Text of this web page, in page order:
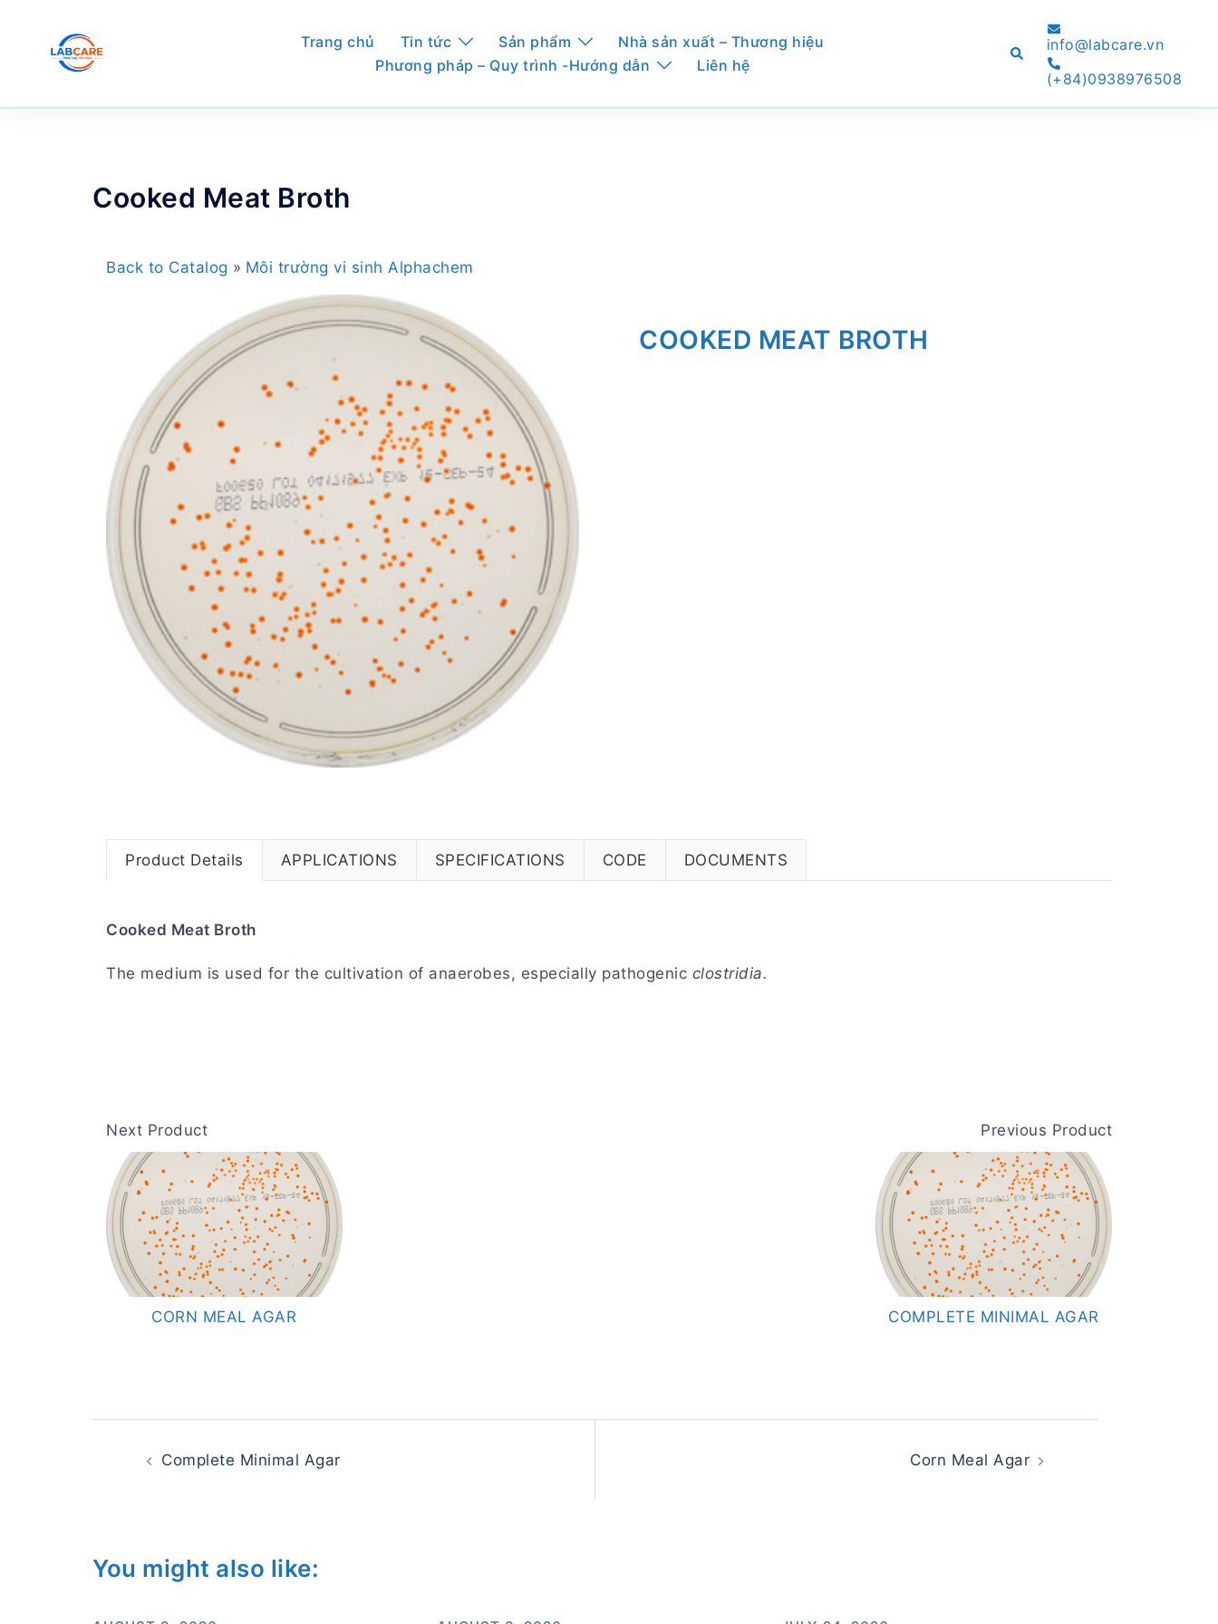
content
Trang chủ Tin tức Sản phẩm
Nhà sản xuất – Thương hiệu
Phương pháp – Quy trình -Hướng dẫn
Liên hệ
Searchinfo@labcare.vn
(+84)0938976508
Cooked Meat Broth
Back to Catalog Môi trường vi sinh Alphachem
COOKED MEAT BROTH
Product Details APPLICATIONS SPECIFICATIONS CODE DOCUMENTS
Cooked Meat Broth
The medium is used for the cultivation of anaerobes, especially pathogenic clostridia.
Next Product
CORN MEAL AGAR
Previous Product
COMPLETE MINIMAL AGAR
navigation
Complete Minimal Agar Corn Meal Agar
You might also like: